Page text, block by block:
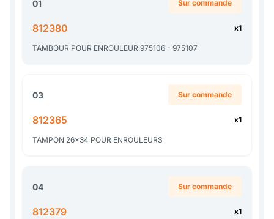
01 Sur commande
812380 x1
TAMBOUR POUR ENROULEUR 975106 - 975107
03 Sur commande
812365 x1
TAMPON 26x34 POUR ENROULEURS
04 Sur commande
812379 x1